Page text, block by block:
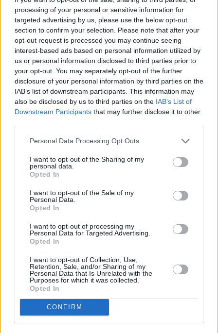
processing of your personal or sensitive information for
targeted advertising by us, please use the below opt-out
section to confirm your selection. Please note that after your
opt-out request is processed you may continue seeing
interest-based ads based on personal information utilized by
us or personal information disclosed to third parties prior to
your opt-out. You may separately opt-out of the further
disclosure of your personal information by third parties on the
IAB’s list of downstream participants. This information may
also be disclosed by us to third parties on the IAB’s List of
Downstream Participants that may further disclose it to other
Personal Data Processing Opt Outs
I want to opt-out of the Sharing of my
personal data.
Opted In
I want to opt-out of the Sale of my
Personal Data.
Opted In
I want to opt-out of processing my
Personal Data for Targeted Advertising.
Opted In
I want to opt-out of Collection, Use,
Retention, Sale, and/or Sharing of my
Personal Data that Is Unrelated with the
Purposes for which it was collected.
Opted In
CONFIRM
Ναυτιλία
Γ. Γιουρούκος: Πωλητήριο στο τελευταίο
capesize της Technomar
Ναυτιλία
Γ. Γιουρούκος: Αλλαγή «πλεύσης» για την
Technomar – Εστιάζει στα containerships